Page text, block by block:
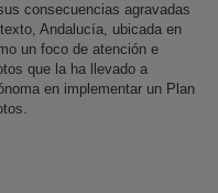
consecuencias agravadas
Andalucía, ubicada en
un foco de atención e
que la ha llevado a
en implementar un Plan